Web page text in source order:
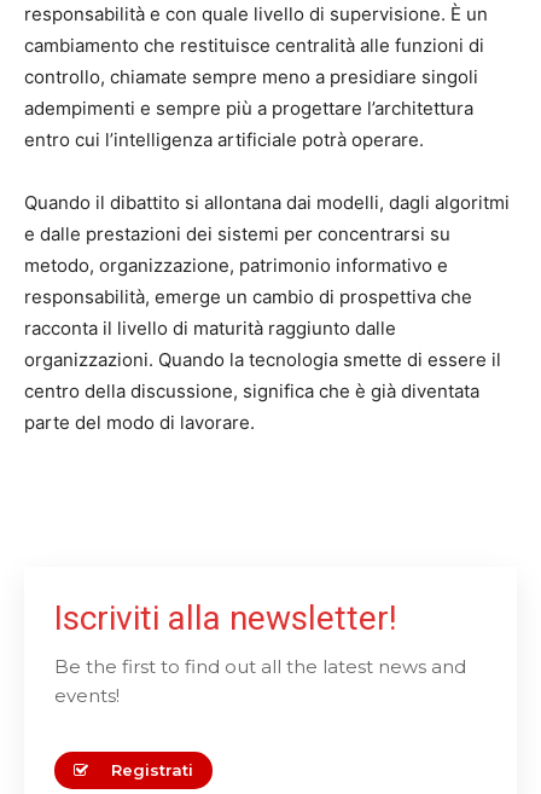
responsabilità e con quale livello di supervisione. È un
cambiamento che restituisce centralità alle funzioni di
controllo, chiamate sempre meno a presidiare singoli
adempimenti e sempre più a progettare l’architettura
entro cui l’intelligenza artificiale potrà operare.
Quando il dibattito si allontana dai modelli, dagli algoritmi
e dalle prestazioni dei sistemi per concentrarsi su
metodo, organizzazione, patrimonio informativo e
responsabilità, emerge un cambio di prospettiva che
racconta il livello di maturità raggiunto dalle
organizzazioni. Quando la tecnologia smette di essere il
centro della discussione, significa che è già diventata
parte del modo di lavorare.
Iscriviti alla newsletter!
Be the first to find out all the latest news and
events!
Registrati